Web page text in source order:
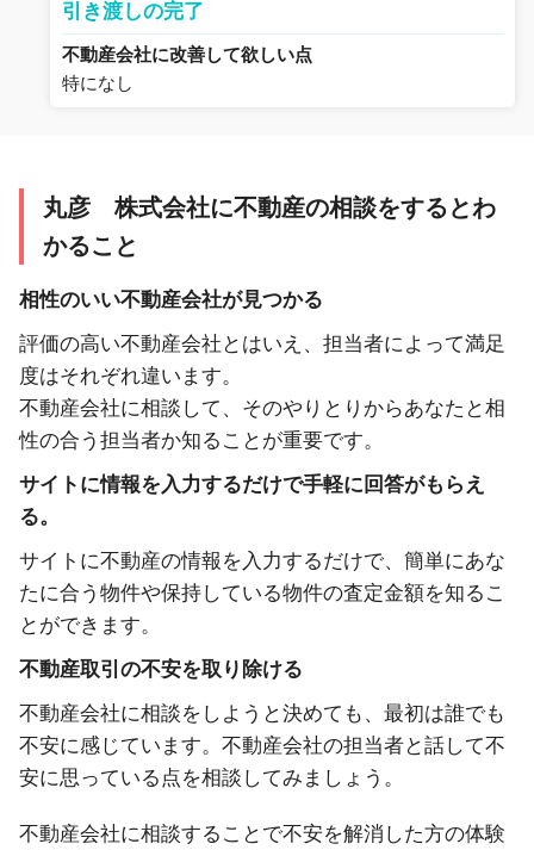
引き渡しの完了
不動産会社に改善して欲しい点
特になし
丸彦 株式会社に不動産の相談をするとわ
かること
相性のいい不動産会社が見つかる
評価の高い不動産会社とはいえ、担当者によって満足
度はそれぞれ違います。
不動産会社に相談して、そのやりとりからあなたと相
性の合う担当者か知ることが重要です。
サイトに情報を入力するだけで手軽に回答がもらえ
る。
サイトに不動産の情報を入力するだけで、簡単にあな
たに合う物件や保持している物件の査定金額を知るこ
とができます。
不動産取引の不安を取り除ける
不動産会社に相談をしようと決めても、最初は誰でも
不安に感じています。不動産会社の担当者と話して不
安に思っている点を相談してみましょう。
不動産会社に相談することで不安を解消した方の体験